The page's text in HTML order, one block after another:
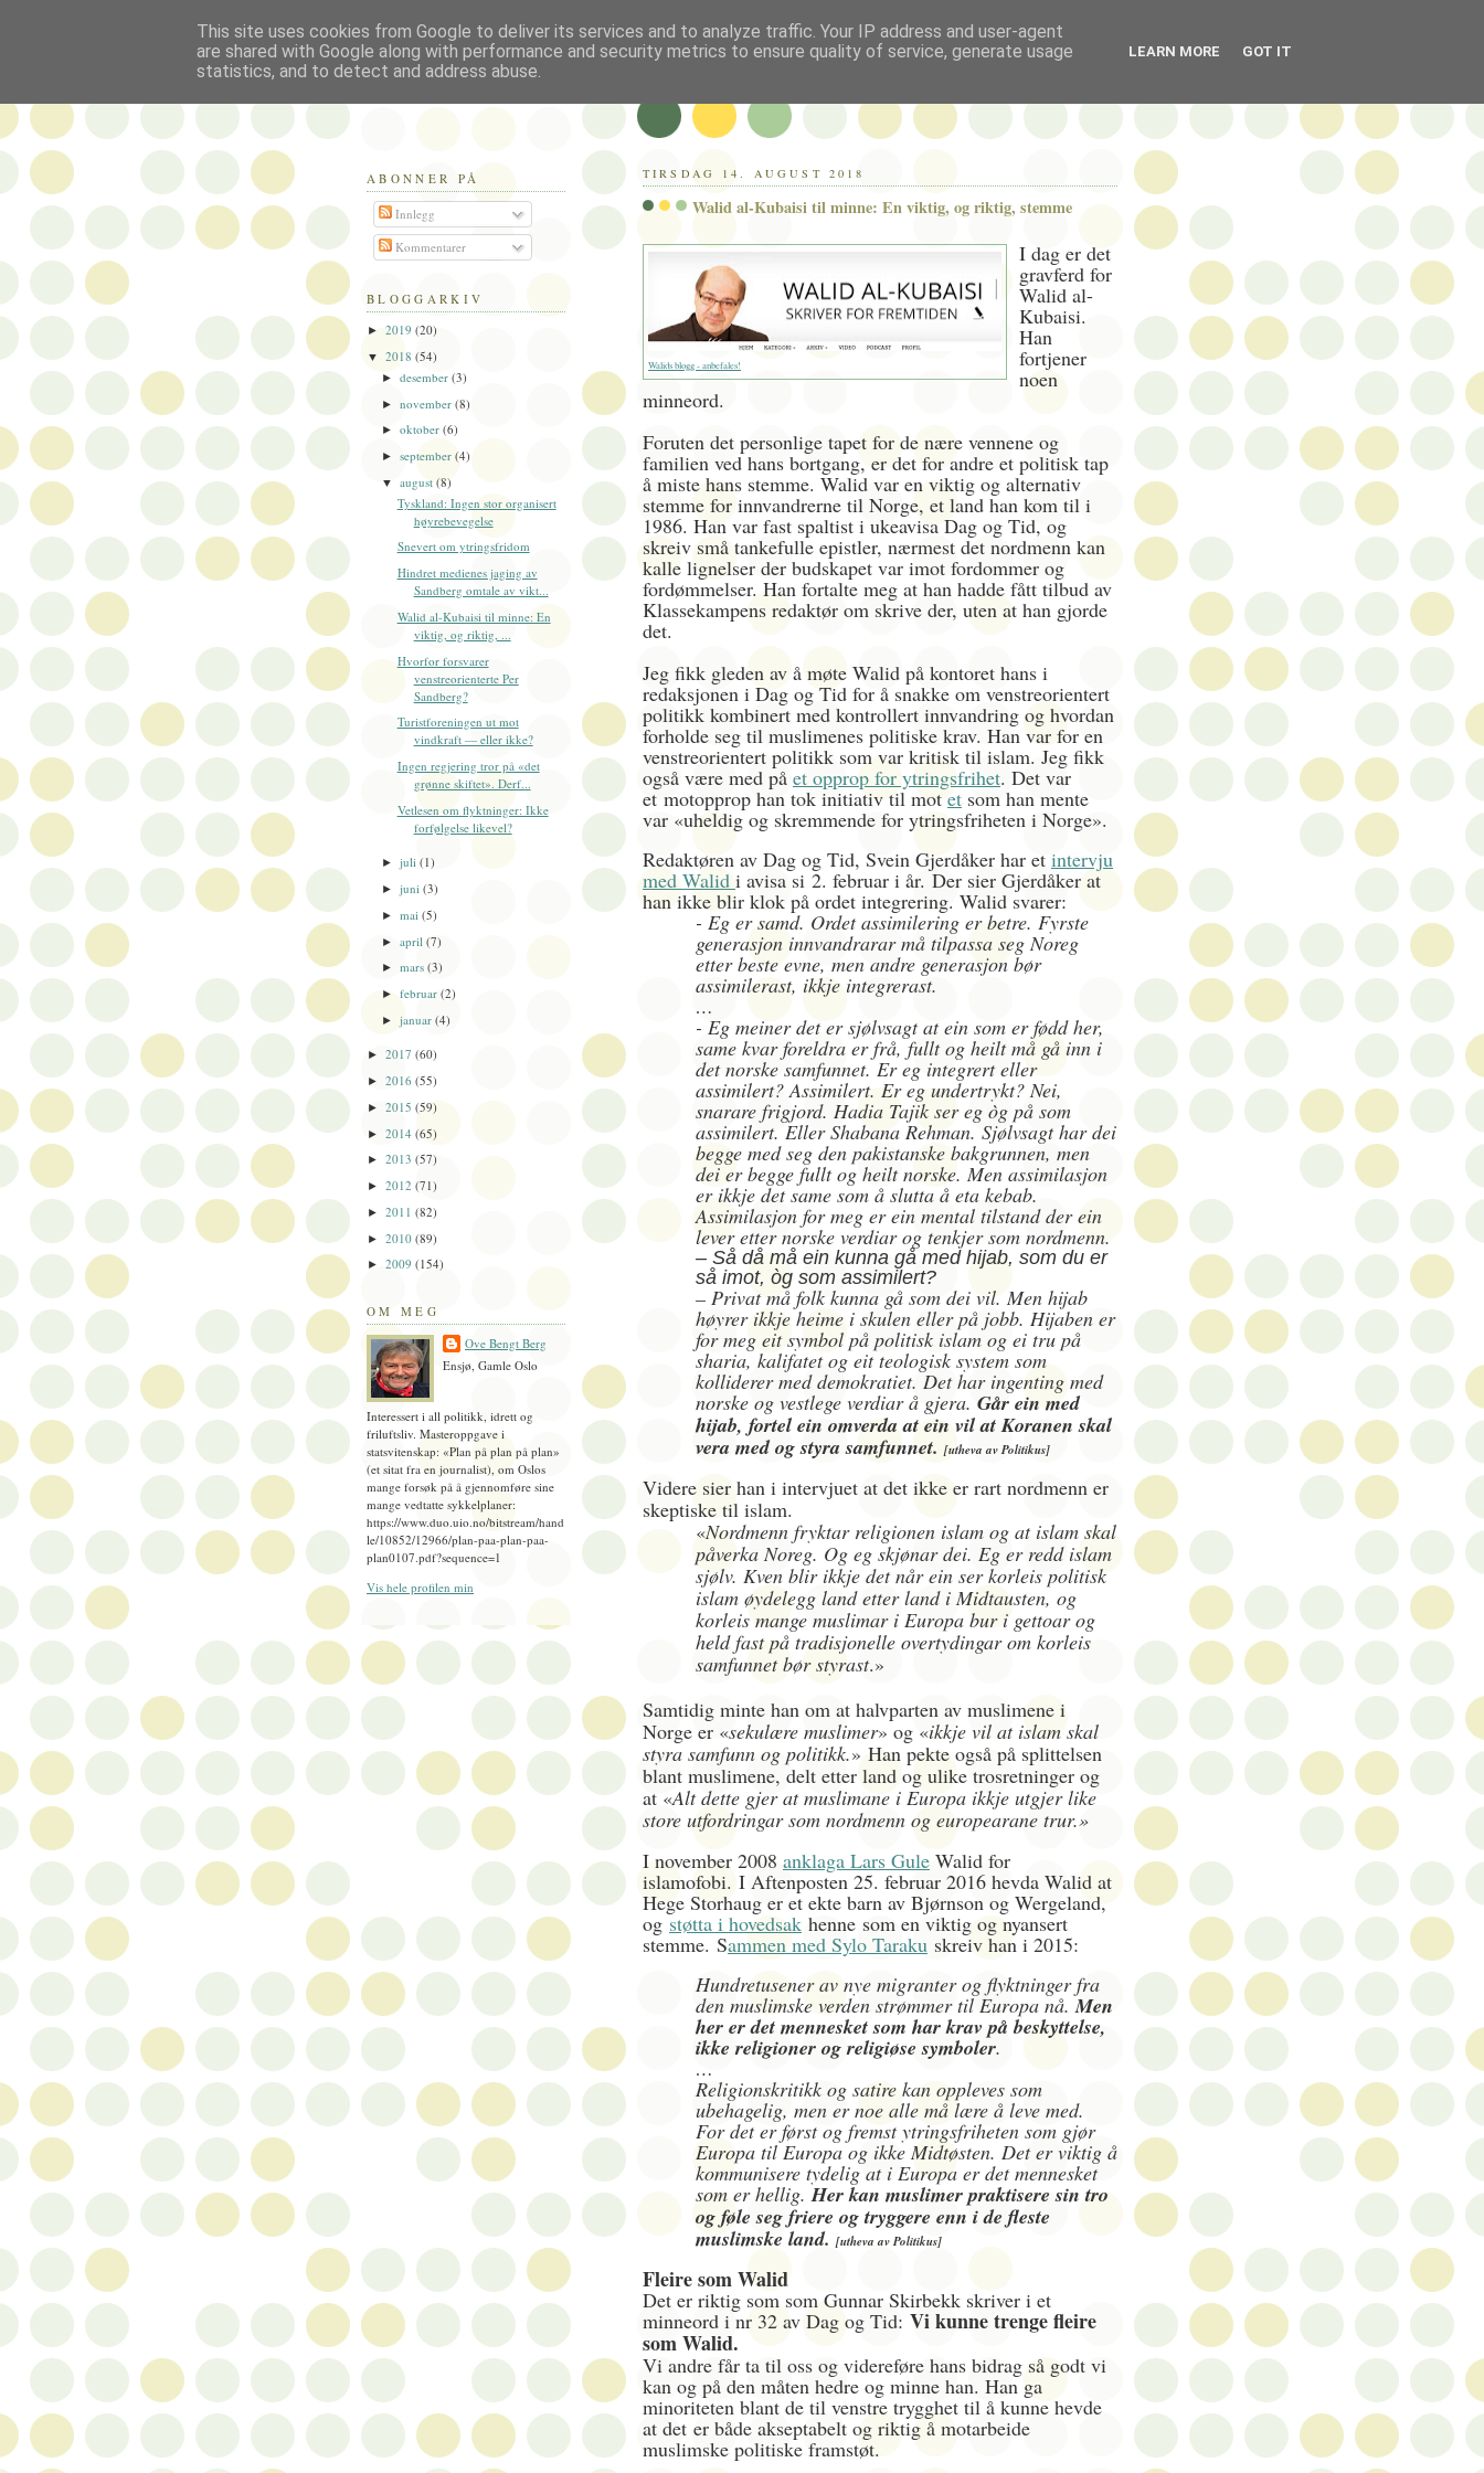
TIRSDAG 14. AUGUST 2018
Walid al-Kubaisi til minne: En viktig, og riktig, stemme
Walids blogg - anbefales!
I dag er det
gravferd for
Walid al-
Kubaisi.
Han
fortjener
noen
minneord.
Foruten det personlige tapet for de nære vennene og
familien ved hans bortgang, er det for andre et politisk tap
å miste hans stemme. Walid var en viktig og alternativ
stemme for innvandrerne til Norge, et land han kom til i
1986. Han var fast spaltist i ukeavisa Dag og Tid, og
skreiv små tankefulle epistler, nærmest det nordmenn kan
kalle lignelser der budskapet var imot fordommer og
fordømmelser. Han fortalte meg at han hadde fått tilbud av
Klassekampens redaktør om skrive der, uten at han gjorde
det.
Jeg fikk gleden av å møte Walid på kontoret hans i
redaksjonen i Dag og Tid for å snakke om venstreorientert
politikk kombinert med kontrollert innvandring og hvordan
forholde seg til muslimenes politiske krav. Han var for en
venstreorientert politikk som var kritisk til islam. Jeg fikk
også være med på et opprop for ytringsfrihet. Det var
et motopprop han tok initiativ til motet som han mente
var «uheldig og skremmende for ytringsfriheten i Norge».
Redaktøren av Dag og Tid, Svein Gjerdåker har et intervju
med Walid i avisa si 2. februar i år. Der sier Gjerdåker at
han ikke blir klok på ordet integrering. Walid svarer:
- Eg er samd. Ordet assimilering er betre. Fyrste
generasjon innvandrarar må tilpassa seg Noreg
etter beste evne, men andre generasjon bør
assimilerast, ikkje integrerast.
…
- Eg meiner det er sjølvsagt at ein som er fødd her,
same kvar foreldra er frå, fullt og heilt må gå inn i
det norske samfunnet. Er eg integrert eller
assimilert? Assimilert. Er eg undertrykt? Nei,
snarare frigjord. Hadia Tajik ser eg òg på som
assimilert. Eller Shabana Rehman. Sjølvsagt har dei
begge med seg den pakistanske bakgrunnen, men
dei er begge fullt og heilt norske. Men assimilasjon
er ikkje det same som å slutta å eta kebab.
Assimilasjon for meg er ein mental tilstand der ein
lever etter norske verdiar og tenkjer som nordmenn.
– Så då må ein kunna gå med hijab, som du er
så imot, òg som assimilert?
– Privat må folk kunna gå som dei vil. Men hijab
høyrer ikkje heime i skulen eller på jobb. Hijaben er
for meg eit symbol på politisk islam og ei tru på
sharia, kalifatet og eit teologisk system som
kolliderer med demokratiet. Det har ingenting med
norske og vestlege verdiar å gjera. Går ein med
hijab, fortel ein omverda at ein vil at Koranen skal
vera med og styra samfunnet. [utheva av Politikus]
Videre sier han i intervjuet at det ikke er rart nordmenn er
skeptiske til islam.
«Nordmenn fryktar religionen islam og at islam skal
påverka Noreg. Og eg skjønar dei. Eg er redd islam
sjølv. Kven blir ikkje det når ein ser korleis politisk
islam øydelegg land etter land i Midtausten, og
korleis mange muslimar i Europa bur i gettoar og
held fast på tradisjonelle overtydingar om korleis
samfunnet bør styrast.»
Samtidig minte han om at halvparten av muslimene i
Norge er «sekulære muslimer» og «ikkje vil at islam skal
styra samfunn og politikk.» Han pekte også på splittelsen
blant muslimene, delt etter land og ulike trosretninger og
at «Alt dette gjer at muslimane i Europa ikkje utgjer like
store utfordringar som nordmenn og europearane trur.»
I november 2008 anklaga Lars Gule Walid for
islamofobi. I Aftenposten 25. februar 2016 hevda Walid at
Hege Storhaug er et ekte barn av Bjørnson og Wergeland,
ogstøtta i hovedsak henne som en viktig og nyansert
stemme. Sammen med Sylo Taraku skreiv han i 2015:
Hundretusener av nye migranter og flyktninger fra
den muslimske verden strømmer til Europa nå.Men
her er det mennesket som har krav på beskyttelse,
ikke religioner og religiøse symboler.
…
Religionskritikk og satire kan oppleves som
ubehagelig, men er noe alle må lære å leve med.
For det er først og fremst ytringsfriheten som gjør
Europa til Europa og ikke Midtøsten. Det er viktig å
kommunisere tydelig at i Europa er det mennesket
som er hellig.Her kan muslimer praktisere sin tro
og føle seg friere og tryggere enn i de fleste
muslimske land. [utheva av Politikus]
Fleire som Walid
Det er riktig som som Gunnar Skirbekk skriver i et
minneord i nr 32 av Dag og Tid: Vi kunne trenge fleire
som Walid.
Vi andre får ta til oss og videreføre hans bidrag så godt vi
kan og på den måten hedre og minne han. Han ga
minoriteten blant de til venstre trygghet til å kunne hevde
at det er både akseptabelt og riktig å motarbeide
muslimske politiske framstøt.
Politikus
ABONNER PÅ
Innlegg
Kommentarer
BLOGGARKIV
► 2019 (20)
▼ 2018 (54)
►desember(3)
►november(8)
►oktober(6)
►september(4)
▼august(8)
Tyskland: Ingen stor organisert
høyrebevegelse
Snevert om ytringsfridom
Hindret medienes jaging av
Sandberg omtale av vikt...
Walid al-Kubaisi til minne: En
viktig, og riktig, ...
Hvorfor forsvarer
venstreorienterte Per
Sandberg?
Turistforeningen ut mot
vindkraft — eller ikke?
Ingen regjering tror på «det
grønne skiftet». Derf...
Vetlesen om flyktninger: Ikke
forfølgelse likevel?
►juli(1)
►juni(3)
►mai(5)
►april(7)
►mars(3)
►februar(2)
►januar(4)
► 2017 (60)
► 2016 (55)
► 2015 (59)
► 2014 (65)
► 2013 (57)
► 2012 (71)
► 2011 (82)
► 2010 (89)
► 2009 (154)
OM MEG
Ove Bengt Berg
Ensjø, Gamle Oslo
Interessert i all politikk, idrett og
friluftsliv. Masteroppgave i
statsvitenskap: «Plan på plan på plan»
(et sitat fra en journalist), om Oslos
mange forsøk på å gjennomføre sine
mange vedtatte sykkelplaner:
https://www.duo.uio.no/bitstream/hand
le/10852/12966/plan-paa-plan-paa-
plan0107.pdf?sequence=1
Vis hele profilen min
This site uses cookies from Google to deliver its services and to analyze traffic. Your IP address and user-agent
are shared with Google along with performance and security metrics to ensure quality of service, generate usage
statistics, and to detect and address abuse.
LEARN MORE GOT IT